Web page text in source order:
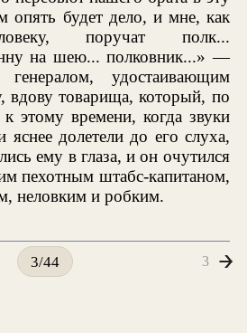
будет дело, и мне, как
поручат полк...
на шею... полковник...» —
удостаивающим
вдову товарища, который, по
этому времени, когда звуки
яснее долетели до его слуха,
ему в глаза, и он очутился
пехотным штабс-капитаном,
неловким и робким.
3/44 3